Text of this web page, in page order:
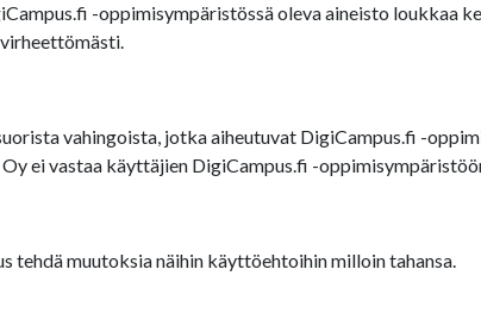
-oppimisympäristössä oleva aineisto loukkaa
vahingoista, jotka aiheutuvat DigiCampus.fi -
ei vastaa käyttäjien DigiCampus.fi -
muutoksia näihin käyttöehtoihin milloin tahansa.